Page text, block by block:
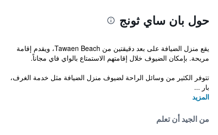
حول بان ساي ثونج
يقع منزل الضيافة على بعد دقيقتين من Tawaen Beach، ويقدم إقامة
مريحة. بإمكان الضيوف خلال إقامتهم الاستمتاع بالواي فاي مجاناً.
تتوفر الكثير من وسائل الراحة لضيوف منزل الضيافة مثل خدمة الغرف،
بار ...
المزيد
من الجيد أن تعلم